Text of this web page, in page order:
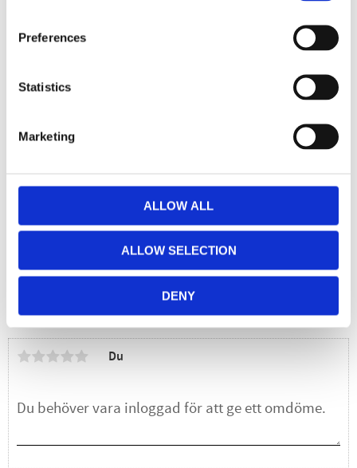
Preferences
Statistics
Marketing
ALLOW ALL
ALLOW SELECTION
DENY
Omdömen
Du
URTEKRAM AGELESS
Serum med anti-aging egenskaper som återfuktar och ger lyster.
Lägg till i favoriter